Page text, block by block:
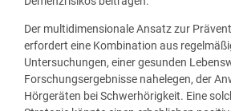
Der multidimensionale Ansatz zur
erfordert eine Kombination aus
Untersuchungen, einer gesunden
Forschungsergebnisse nahelegen, der
Hörgeräten bei Schwerhörigkeit. Eine